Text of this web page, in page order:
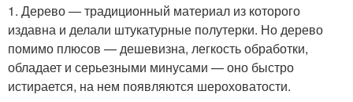
1. Дерево — традиционный материал из которого
издавна и делали штукатурные полутерки. Но дерево
помимо плюсов — дешевизна, легкость обработки,
обладает и серьезными минусами — оно быстро
истирается, на нем появляются шероховатости.